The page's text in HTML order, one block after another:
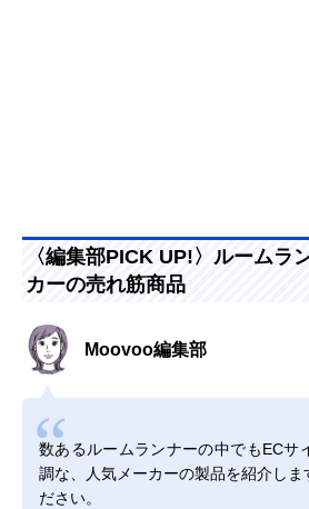
〈編集部PICK UP!〉ルームラ
カーの売れ筋商品
Moovoo編集部
数あるルームランナーの中でもECサ
調な、人気メーカーの製品を紹介しま
ださい。